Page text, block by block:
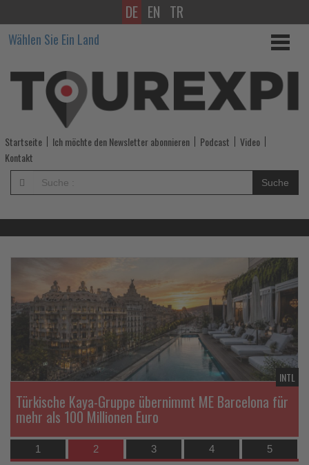
Wissen,
was
im
Tourismus
los
ist!
Wissen,
was
Tourismus
los
ist!
DE EN TR
Wählen Sie Ein Land
Startseite Ich möchte den Newsletter abonnieren Podcast
Video
Kontakt
Suche
Nachrichten
Türkische Kaya-Gruppe übernimmt ME Barcelona für
mehr als 100 Millionen Euro
INTL
1 2 3 4 5